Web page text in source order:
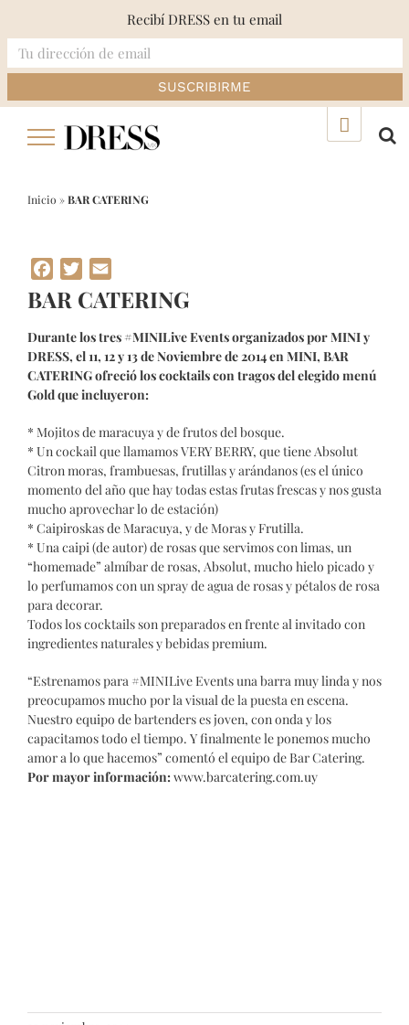
Inicio »BAR CATERING
Facebook
Twitter
BAR CATERING
Durante los tres #MINILive Events organizados por MINI y
DRESS, el 11, 12 y 13 de Noviembre de 2014 en MINI, BAR
CATERING ofreció los cocktails con tragos del elegido menú
Gold que incluyeron:
* Mojitos de maracuya y de frutos del bosque.
* Un cockail que llamamos VERY BERRY, que tiene Absolut
Citron moras, frambuesas, frutillas y arándanos (es el único
momento del año que hay todas estas frutas frescas y nos gusta
mucho aprovechar lo de estación)
* Caipiroskas de Maracuya, y de Moras y Frutilla.
* Una caipi (de autor) de rosas que servimos con limas, un
“homemade” almíbar de rosas, Absolut, mucho hielo picado y
lo perfumamos con un spray de agua de rosas y pétalos de rosa
para decorar.
Todos los cocktails son preparados en frente al invitado con
ingredientes naturales y bebidas premium.
“Estrenamos para #MINILive Events una barra muy linda y nos
preocupamos mucho por la visual de la puesta en escena.
Nuestro equipo de bartenders es joven, con onda y los
capacitamos todo el tiempo. Y finalmente le ponemos mucho
amor a lo que hacemos” comentó el equipo de Bar Catering.
Por mayor información:www.barcatering.com.uy
Recibí DRESS en tu email